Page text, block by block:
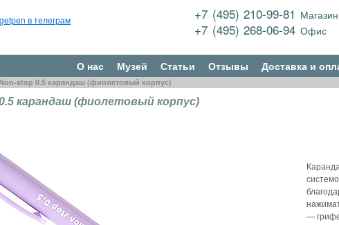
в телеграм +7 (495) 210-99-81 Магазин
+7 (495) 268-06-94Офис
О нас Музей Статьи Отзывы Доставка и
stop 0.5 карандаш (фиолетовый корпус)
карандаш (фиолетовый корпус)
—